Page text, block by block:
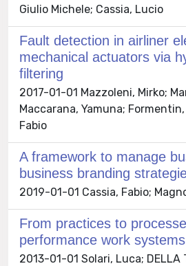
Giulio Michele; Cassia, Lucio
Fault detection in airliner
mechanical actuators via
filtering
2017-01-01 Mazzoleni, Mirko;
Maccarana, Yamuna;
Fabio
A framework to manage
business branding
2019-01-01 Cassia, Fabio;
From practices to
performance work
2013-01-01 Solari, Luca; DELLA